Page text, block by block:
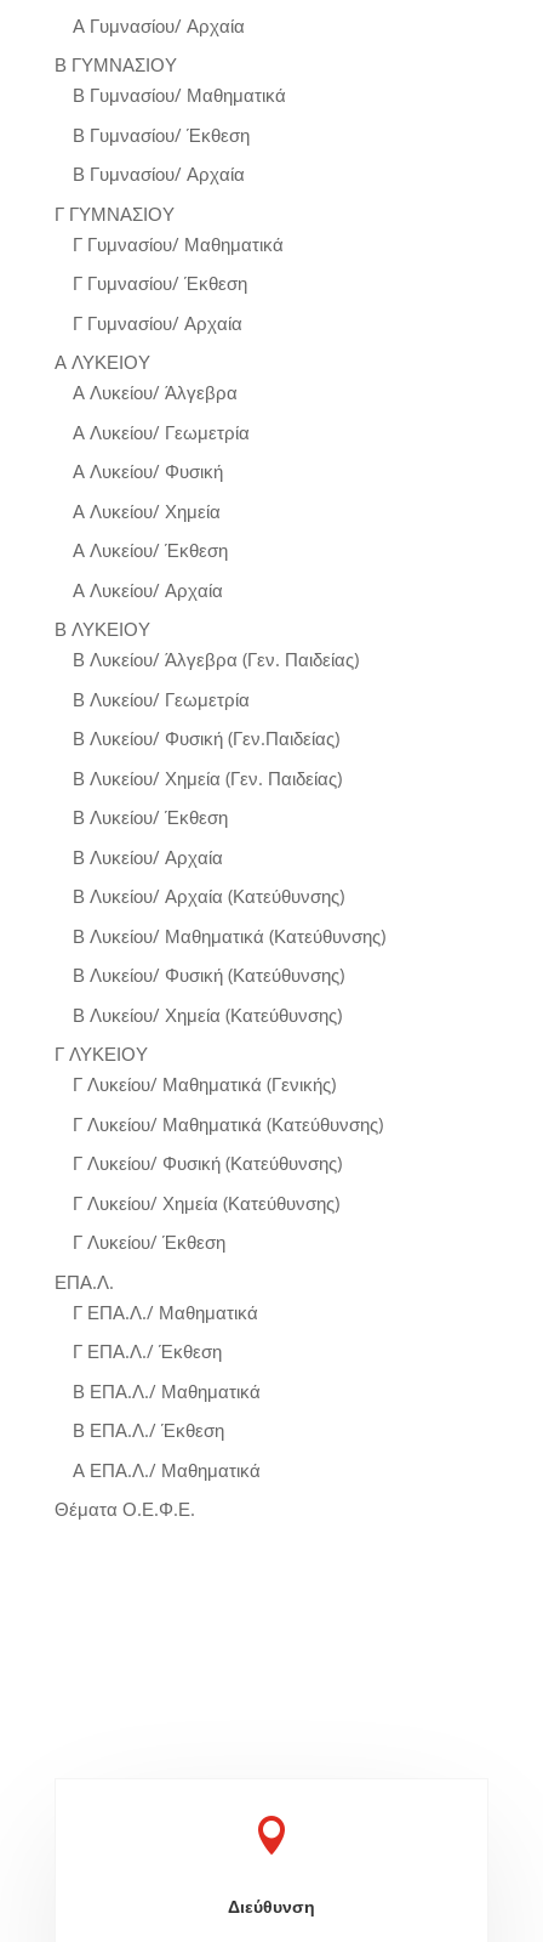
Α Γυμνασίου/ Αρχαία
Β ΓΥΜΝΑΣΙΟΥ
Β Γυμνασίου/ Μαθηματικά
Β Γυμνασίου/ Έκθεση
Β Γυμνασίου/ Αρχαία
Γ ΓΥΜΝΑΣΙΟΥ
Γ Γυμνασίου/ Μαθηματικά
Γ Γυμνασίου/ Έκθεση
Γ Γυμνασίου/ Αρχαία
Α ΛΥΚΕΙΟΥ
Α Λυκείου/ Άλγεβρα
Α Λυκείου/ Γεωμετρία
Α Λυκείου/ Φυσική
Α Λυκείου/ Χημεία
Α Λυκείου/ Έκθεση
Α Λυκείου/ Αρχαία
Β ΛΥΚΕΙΟΥ
Β Λυκείου/ Άλγεβρα (Γεν. Παιδείας)
Β Λυκείου/ Γεωμετρία
Β Λυκείου/ Φυσική (Γεν.Παιδείας)
Β Λυκείου/ Χημεία (Γεν. Παιδείας)
Β Λυκείου/ Έκθεση
Β Λυκείου/ Αρχαία
Β Λυκείου/ Αρχαία (Κατεύθυνσης)
Β Λυκείου/ Μαθηματικά (Κατεύθυνσης)
Β Λυκείου/ Φυσική (Κατεύθυνσης)
Β Λυκείου/ Χημεία (Κατεύθυνσης)
Γ ΛΥΚΕΙΟΥ
Γ Λυκείου/ Μαθηματικά (Γενικής)
Γ Λυκείου/ Μαθηματικά (Κατεύθυνσης)
Γ Λυκείου/ Φυσική (Κατεύθυνσης)
Γ Λυκείου/ Χημεία (Κατεύθυνσης)
Γ Λυκείου/ Έκθεση
ΕΠΑ.Λ.
Γ ΕΠΑ.Λ./ Μαθηματικά
Γ ΕΠΑ.Λ./ Έκθεση
Β ΕΠΑ.Λ./ Μαθηματικά
Β ΕΠΑ.Λ./ Έκθεση
Α ΕΠΑ.Λ./ Μαθηματικά
Θέματα Ο.Ε.Φ.Ε.

Διεύθυνση